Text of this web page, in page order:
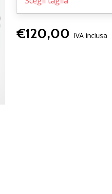
€120,00 IVA inclusa